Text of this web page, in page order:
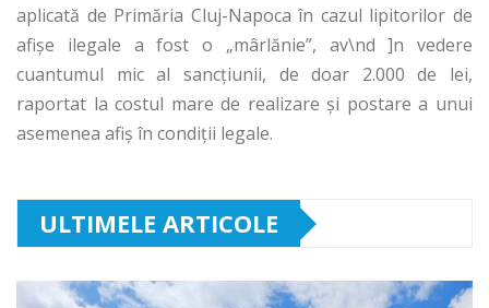
aplicată de Primăria Cluj-Napoca în cazul lipitorilor de
afișe ilegale a fost o „mârlănie”, av\nd ]n vedere
cuantumul mic al sancțiunii, de doar 2.000 de lei,
raportat la costul mare de realizare și postare a unui
asemenea afiș în condiții legale.
ULTIMELE ARTICOLE